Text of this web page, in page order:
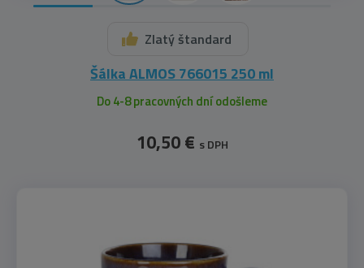
Zlatý štandard
Šálka ALMOS 766015 250 ml
Do 4-8 pracovných dní odošleme
10,50 € s DPH